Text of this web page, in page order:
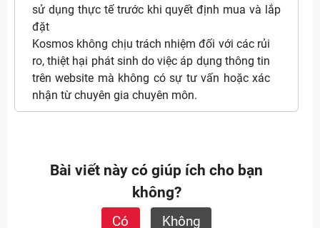
sử dụng thực tế trước khi quyết định mua và lắp
đặt
Kosmos không chịu trách nhiệm đối với các rủi
ro, thiệt hại phát sinh do việc áp dụng thông tin
trên website mà không có sự tư vấn hoặc xác
nhận từ chuyên gia chuyên môn.
Bài viết này có giúp ích cho bạn
không?
Có Không